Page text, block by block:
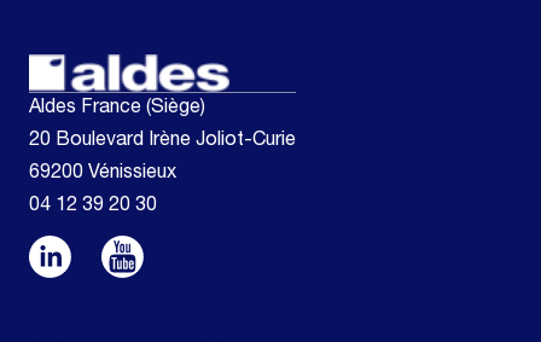
Aldes France (Siège)
20 Boulevard Irène Joliot-Curie
69200 Vénissieux
04 12 39 20 30